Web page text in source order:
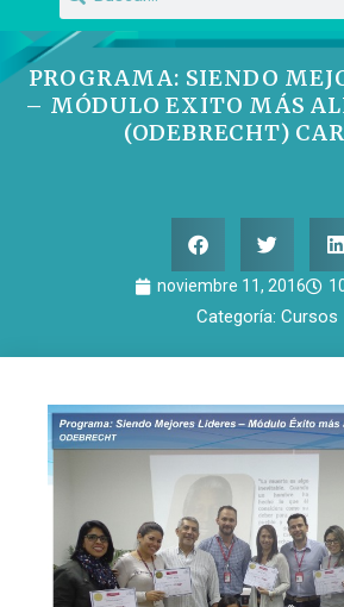
PROGRAMA: SIENDO
– MÓDULO EXITO MÁS
(ODEBRECHT)
noviembre 11, 2016
Categoría: Cursos